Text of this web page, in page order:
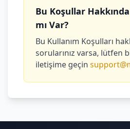
Bu Koşullar Hakkında
mı Var?
Bu Kullanım Koşulları
sorularınız varsa, lütfen
iletişime geçin